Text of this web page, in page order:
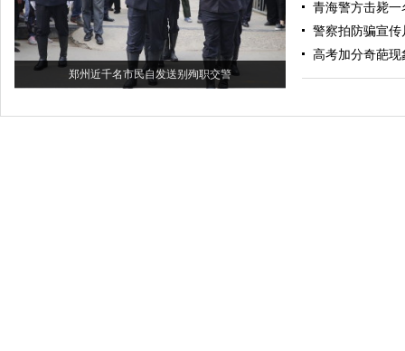
郑州近千名市民自发送别殉职交警
青海警方击毙
警察拍防骗宣
高考加分奇葩现